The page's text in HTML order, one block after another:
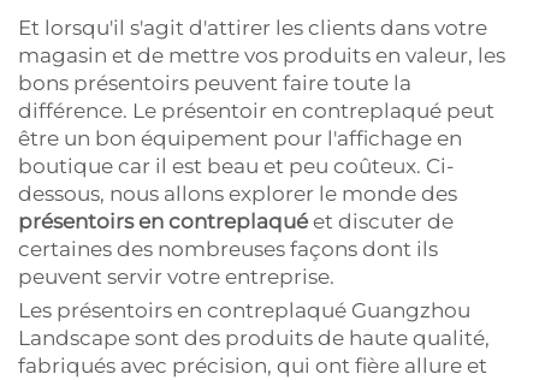
Et lorsqu'il s'agit d'attirer les clients dans votre
magasin et de mettre vos produits en valeur, les
bons présentoirs peuvent faire toute la
différence. Le présentoir en contreplaqué peut
être un bon équipement pour l'affichage en
boutique car il est beau et peu coûteux. Ci-
dessous, nous allons explorer le monde des
présentoirs en contreplaqué et discuter de
certaines des nombreuses façons dont ils
peuvent servir votre entreprise.
Les présentoirs en contreplaqué Guangzhou
Landscape sont des produits de haute qualité,
fabriqués avec précision, qui ont fière allure et